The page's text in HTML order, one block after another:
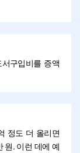
구입비를 증액
정도 더 올리면
원. 이런 데에 예